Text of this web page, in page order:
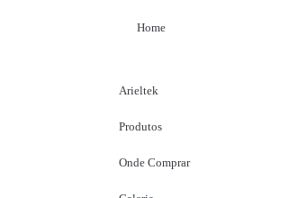
Home
Arieltek
Produtos
Onde Comprar